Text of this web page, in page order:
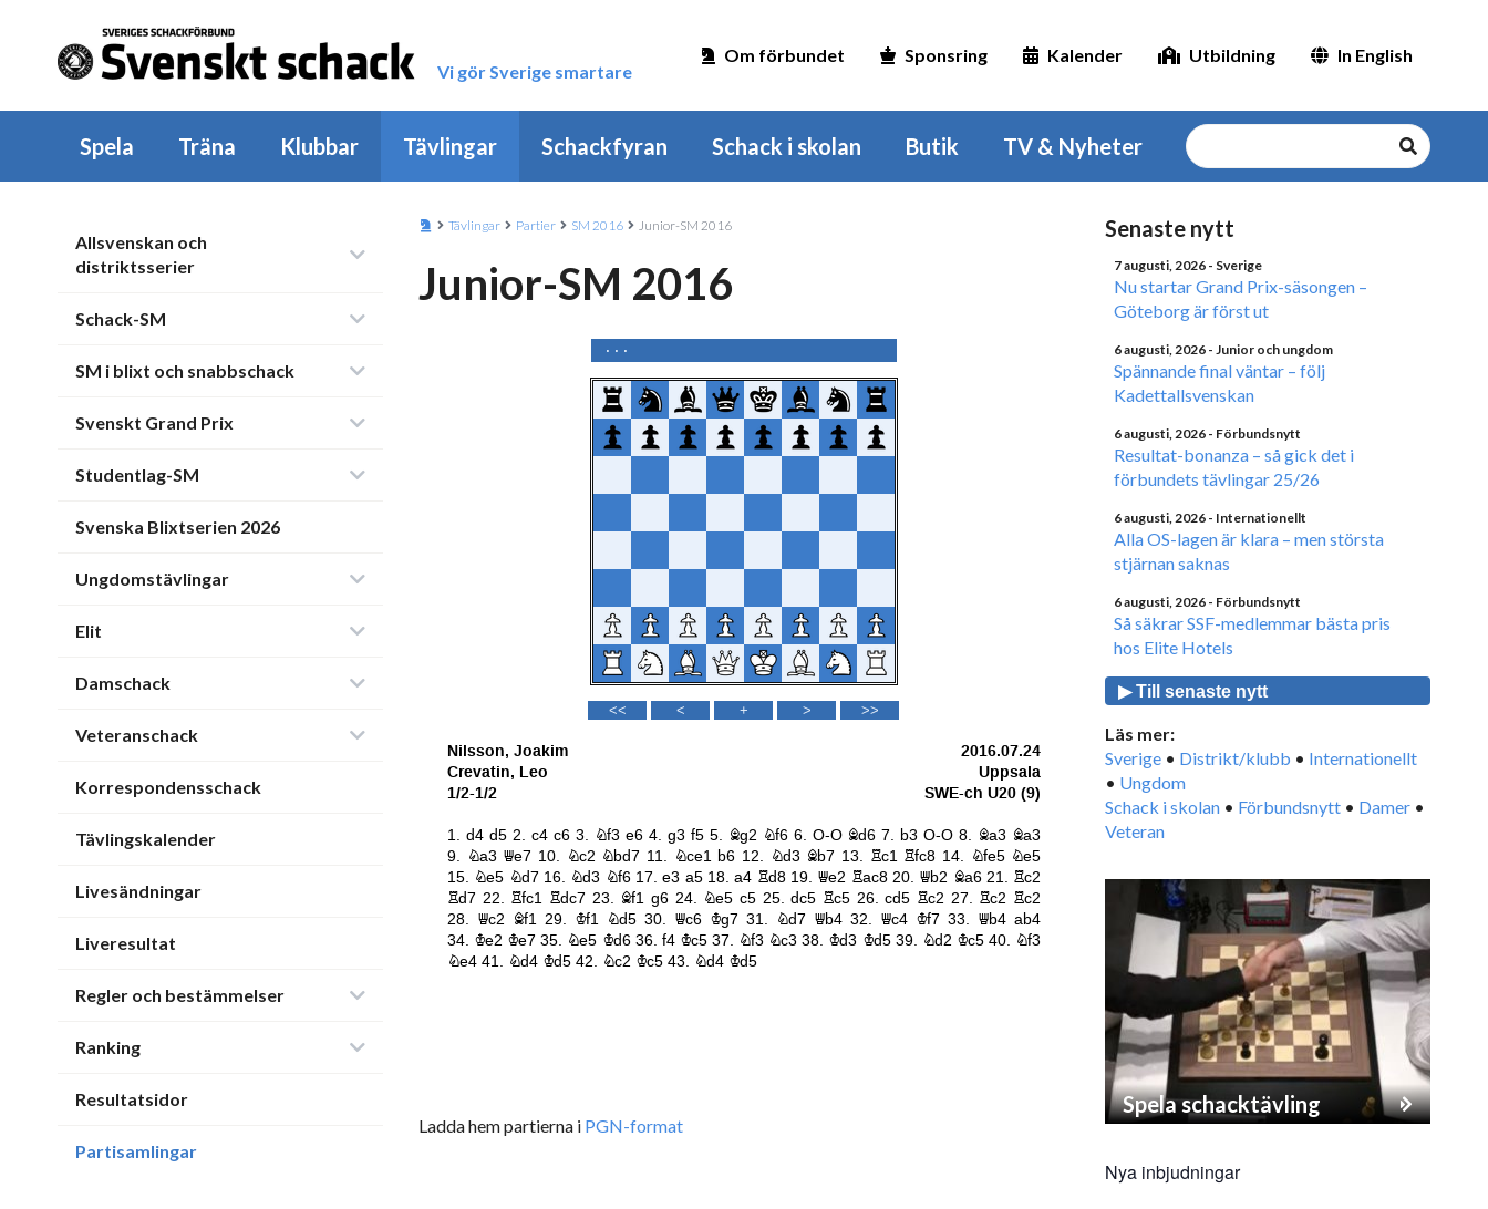
Vi gör Sverige smartare
Om förbundet Sponsring Kalender Utbildning In English
Spela Träna Klubbar Tävlingar Schackfyran Schack i skolan Butik TV & Nyheter
Allsvenskan och
distriktsserier
Schack-SM
SM i blixt och snabbschack
Svenskt Grand Prix
Studentlag-SM
Svenska Blixtserien 2026
Ungdomstävlingar
Elit
Damschack
Veteranschack
Korrespondensschack
Tävlingskalender
Livesändningar
Liveresultat
Regler och bestämmelser
Ranking
Resultatsidor
Partisamlingar
Tävlingar Partier SM 2016 Junior-SM 2016
Junior-SM 2016
Ladda hem partierna i PGN-format
Senaste nytt
7 augusti, 2026 - Sverige
Nu startar Grand Prix-säsongen –
Göteborg är först ut
6 augusti, 2026 - Junior och ungdom
Spännande final väntar – följ
Kadettallsvenskan
6 augusti, 2026 - Förbundsnytt
Resultat-bonanza – så gick det i
förbundets tävlingar 25/26
6 augusti, 2026 - Internationellt
Alla OS-lagen är klara – men största
stjärnan saknas
6 augusti, 2026 - Förbundsnytt
Så säkrar SSF-medlemmar bästa pris
hos Elite Hotels
▶ Till senaste nytt
Läs mer:
Sverige • Distrikt/klubb • Internationellt
• Ungdom
Schack i skolan • Förbundsnytt • Damer •
Veteran
Spela schacktävling
Nya inbjudningar